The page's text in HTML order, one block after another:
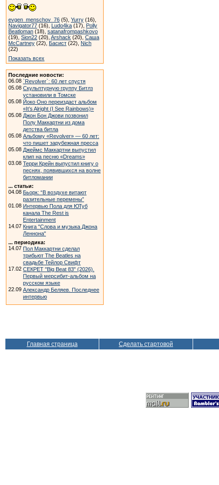
evgen_menschov_76 (5), Yurry (16),
Navigator77 (16), Ludo4ka (17), Polly
Beatloman (18), satanafrompashkovo
(19), Sion22 (20), Arshack (20), Саша
McCartney (22), Басист (22), Nich
(22)
Показать всех
Последние новости:
06.08 `Revolver`: 60 лет спустя
05.08 Скульптурную группу Битлз
установили в Томске
05.08 Йоко Оно переиздаст альбом
«It’s Alright (I See Rainbows)»
05.08 Джон Бон Джови позвонил
Полу Маккартни из дома
детства битла
05.08 Альбому «Revolver» — 60 лет:
что пишет зарубежная пресса
05.08 Джеймс Маккартни выпустил
клип на песню «Dreams»
03.08 Терри Крейн выпустил книгу о
песнях, появившихся на волне
битломании
... статьи:
04.08 Бьорк: “В воздухе витают
разительные перемены”
01.08 Интервью Пола для ЮТуб
канала The Rest is
Entertainment
14.07 Книга "Слова и музыка Джона
Леннона"
... периодика:
14.07 Пол Маккартни сделал
трибьют The Beatles на
свадьбе Тейлор Свифт
17.02 СЕКРЕТ "Big Beat 83" (2026).
Первый мерсибит-альбом на
русском языке
22.09 Александр Беляев. Последнее
интервью
Главная страница Сделать стартовой